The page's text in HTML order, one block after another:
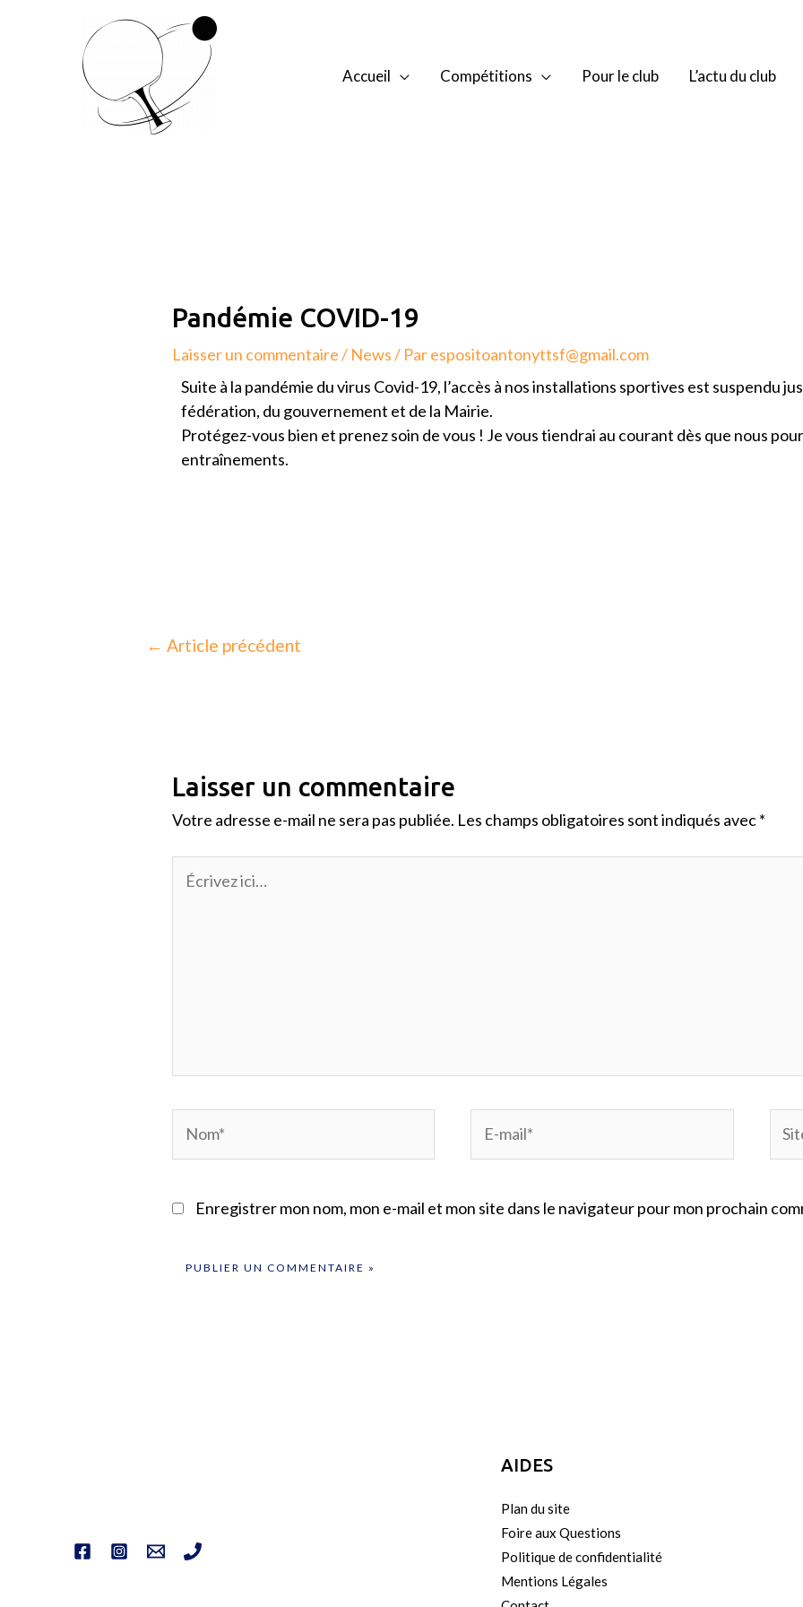
Accueil Compétitions Pour le club L’actu du club
Pandémie COVID-19
Laisser un commentaire/ News/ Parespositoantonyttsf@gmail.com
Suite à la pandémie du virus Covid-19, l’accès à nos installations sportives est suspendu
fédération, du gouvernement et de la Mairie.
Protégez-vous bien et prenez soin de vous ! Je vous tiendrai au courant dès que nous
entraînements.
← Article précédent
Laisser un commentaire
Votre adresse e-mail ne sera pas publiée. Les champs obligatoires sont indiqués avec*
ici…
mail*
Enregistrer mon nom, mon e-mail et mon site dans le navigateur pour mon prochain
AIDES
Plan du site
Foire aux Questions
Politique de confidentialité
Mentions Légales